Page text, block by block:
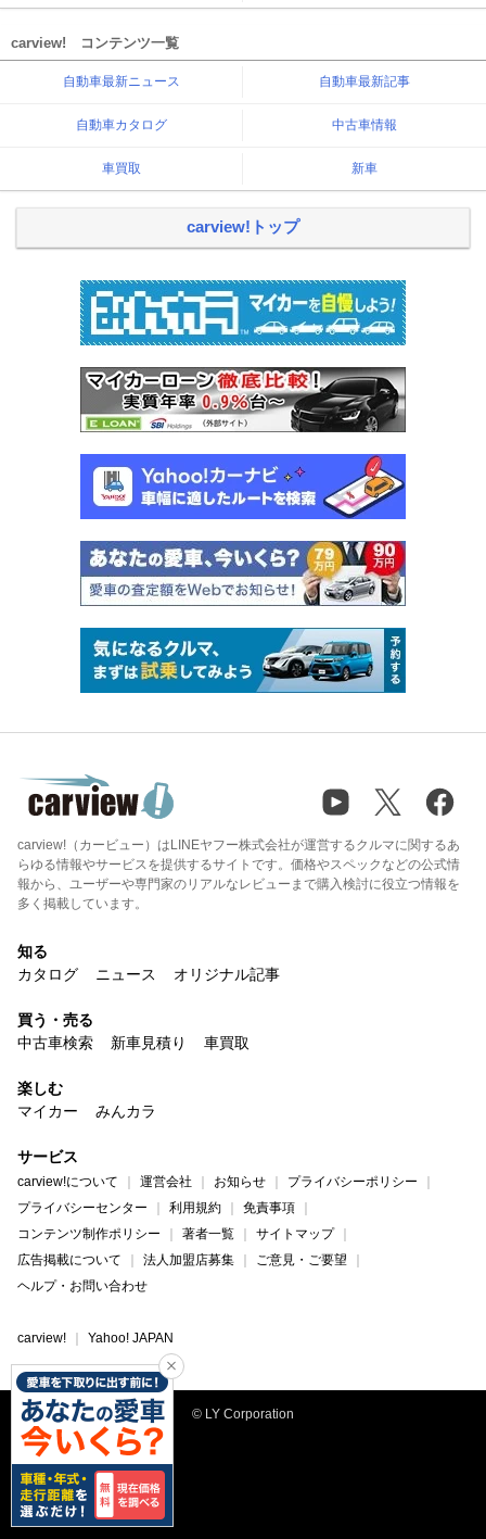
carview! コンテンツ一覧
自動車最新ニュース 自動車最新記事
自動車カタログ 中古車情報
車買取 新車
carview!トップ
carview!（カービュー）はLINEヤフー株式会社が運営するクルマに関するあ
らゆる情報やサービスを提供するサイトです。価格やスペックなどの公式情
報から、ユーザーや専門家のリアルなレビューまで購入検討に役立つ情報を
多く掲載しています。
知る
カタログ
ニュース オリジナル記事
買う・売る
中古車検索
新車見積り 車買取
楽しむ
マイカー
みんカラ
サービス
carview!について 運営会社 お知らせ
プライバシーポリシー
プライバシーセンター
利用規約
免責事項
コンテンツ制作ポリシー
著者一覧
サイトマップ
広告掲載について
法人加盟店募集
ご意見・ご要望
ヘルプ・お問い合わせ
carview! Yahoo! JAPAN
© LY Corporation